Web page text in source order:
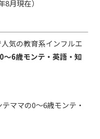
月現在）
気の教育系インフルエ
〜6歳モンテ・英語・知
ママの0〜6歳モンテ・